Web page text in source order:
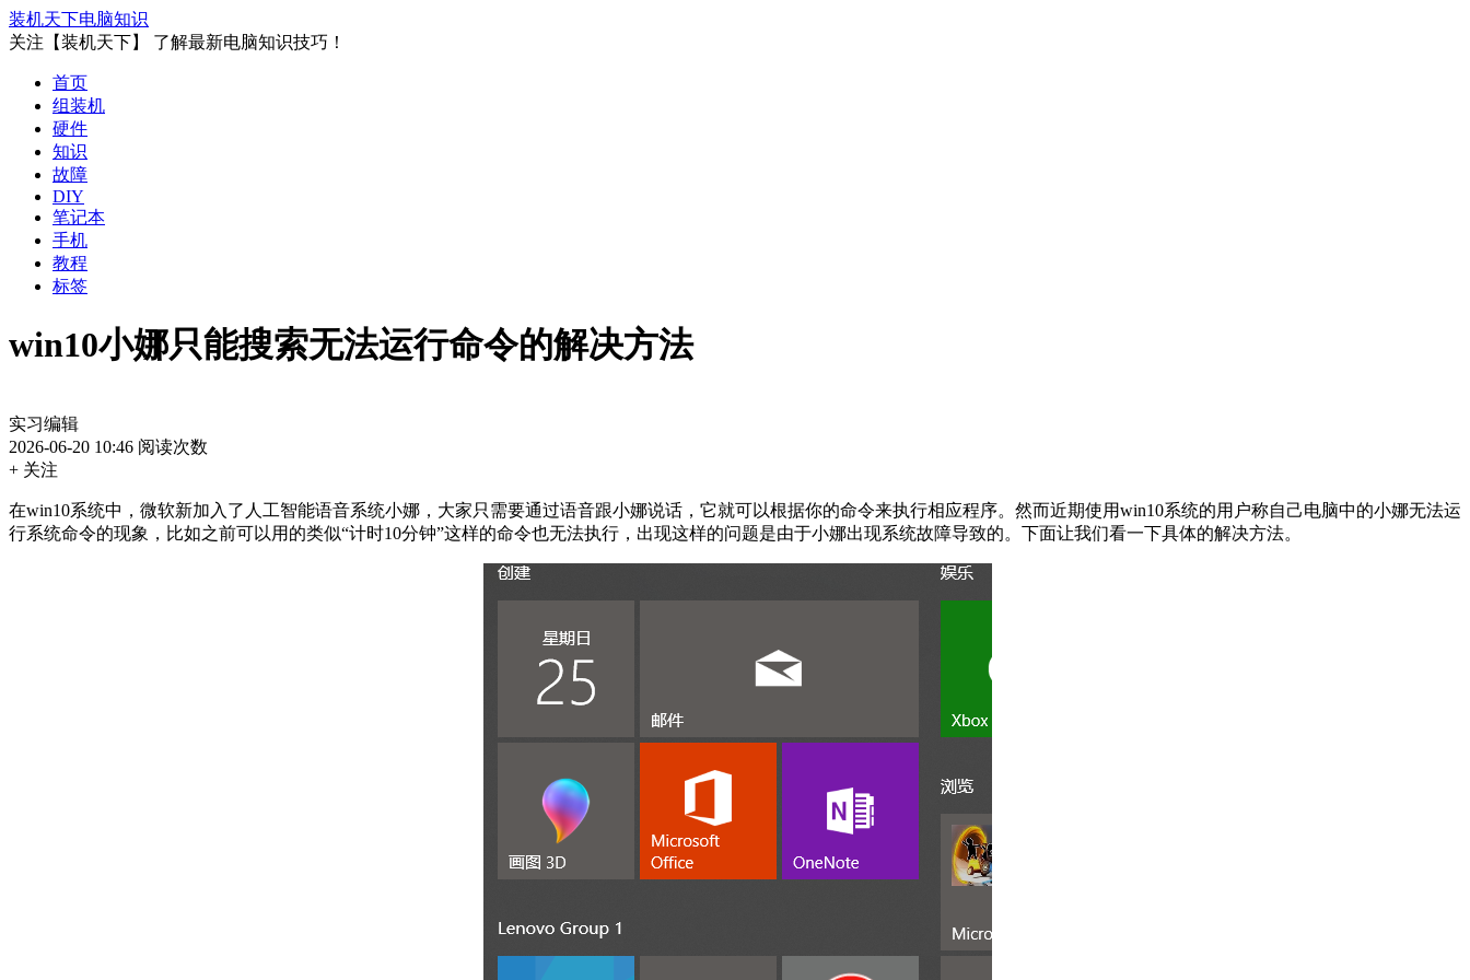
装机天下电脑知识
关注【装机天下】 了解最新电脑知识技巧！
首页
组装机
硬件
知识
故障
DIY
笔记本
手机
教程
标签
win10小娜只能搜索无法运行命令的解决方法
实习编辑
2026-06-20 10:46 阅读次数
+ 关注
在win10系统中，微软新加入了人工智能语音系统小娜，大家只需要通过语音跟小娜说话，它就可以根据你的命令来执行相应程序。然而近期使用win10系统的用户称自己电脑中的小娜无法运
行系统命令的现象，比如之前可以用的类似“计时10分钟”这样的命令也无法执行，出现这样的问题是由于小娜出现系统故障导致的。下面让我们看一下具体的解决方法。